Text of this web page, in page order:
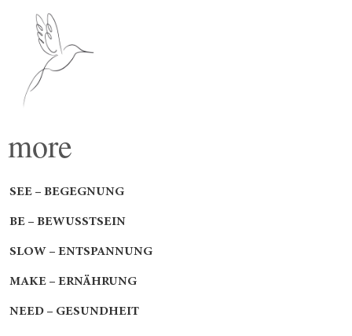
more
SEE – BEGEGNUNG
BE – BEWUSSTSEIN
SLOW – ENTSPANNUNG
MAKE – ERNÄHRUNG
NEED – GESUNDHEIT